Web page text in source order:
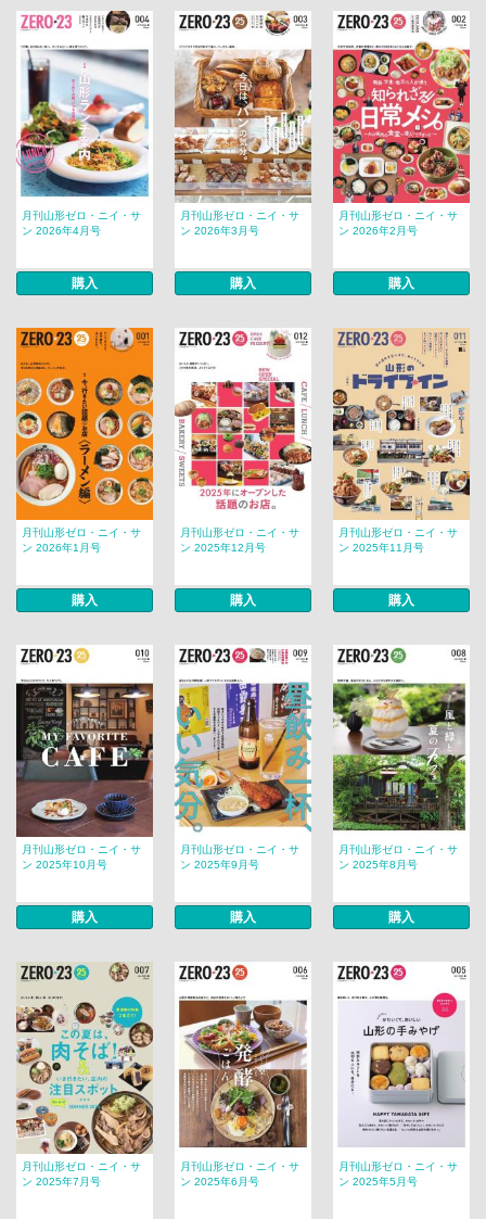
月刊山形ゼロ・ニイ・サ
ン 2026年4月号
購入
月刊山形ゼロ・ニイ・サ
ン 2026年3月号
購入
月刊山形ゼロ・ニイ・サ
ン 2026年2月号
購入
月刊山形ゼロ・ニイ・サ
ン 2026年1月号
購入
月刊山形ゼロ・ニイ・サ
ン 2025年12月号
購入
月刊山形ゼロ・ニイ・サ
ン 2025年11月号
購入
月刊山形ゼロ・ニイ・サ
ン 2025年10月号
購入
月刊山形ゼロ・ニイ・サ
ン 2025年9月号
購入
月刊山形ゼロ・ニイ・サ
ン 2025年8月号
購入
月刊山形ゼロ・ニイ・サ
ン 2025年7月号
月刊山形ゼロ・ニイ・サ
ン 2025年6月号
月刊山形ゼロ・ニイ・サ
ン 2025年5月号